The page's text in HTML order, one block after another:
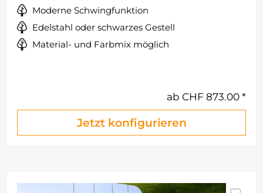
Moderne Schwingfunktion
Edelstahl oder schwarzes Gestell
Material- und Farbmix möglich
ab CHF 873.00
Jetzt konfigurieren